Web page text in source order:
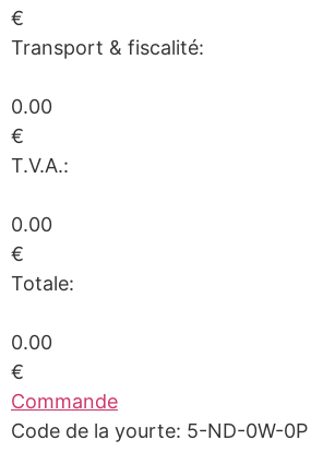
€
Transport & fiscalité:
0.00
€
T.V.A.:
0.00
€
Totale:
0.00
€
Commande
Code de la yourte: 5-ND-0W-0P